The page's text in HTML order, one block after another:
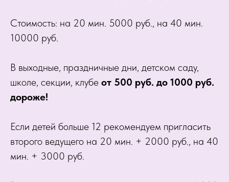
Стоимость: на 20 мин. 5000 руб., на 40 мин.
10000 руб.
В выходные, праздничные дни, детском саду,
школе, секции, клубе от 500 руб. до 1000 руб.
дороже!
Если детей больше 12 рекомендуем пригласить
второго ведущего на 20 мин. + 2000 руб., на 40
мин. + 3000 руб.